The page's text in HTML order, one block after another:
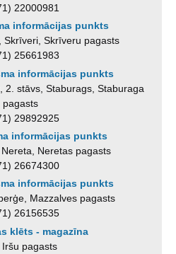
22000981
informācijas punkts
Skrīveri, Skrīveru pagasts
25661983
informācijas punkts
2. stāvs, Staburags, Staburaga
pagasts
29892925
informācijas punkts
Neretas pagasts
26674300
informācijas punkts
Mazzalves pagasts
26156535
klēts - magazīna
Iršu pagasts